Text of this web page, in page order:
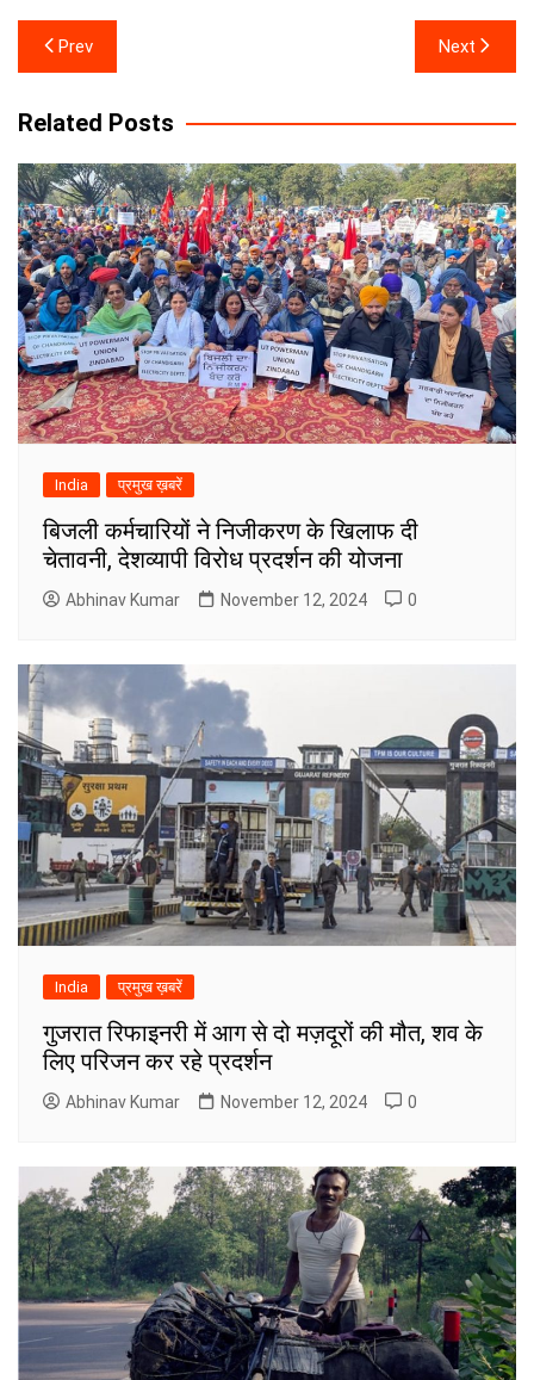
Post
navigation
Prev Next
Related Posts
India प्रमुख ख़बरें
बिजली कर्मचारियों ने निजीकरण के खिलाफ दी
चेतावनी, देशव्यापी विरोध प्रदर्शन की योजना
Abhinav Kumar November 12, 2024 0
India प्रमुख ख़बरें
गुजरात रिफाइनरी में आग से दो मज़दूरों की मौत, शव के
लिए परिजन कर रहे प्रदर्शन
Abhinav Kumar November 12, 2024 0